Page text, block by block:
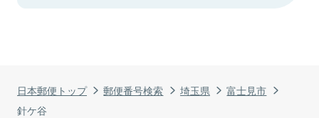
日本郵便トップ 郵便番号検索 埼玉県
富士見市
針ケ谷